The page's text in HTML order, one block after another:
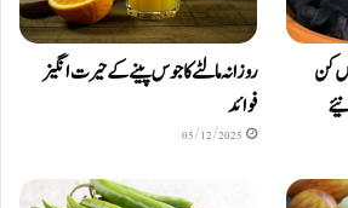
کن
روزانہ مالٹے کا جوس پینے کے حیرت انگیز
فوائد
05/12/2025